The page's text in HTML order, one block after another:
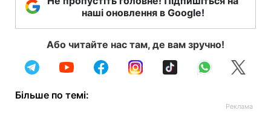
наші оновлення в Google!
Або читайте нас там, де вам зручно!
Більше по темі: